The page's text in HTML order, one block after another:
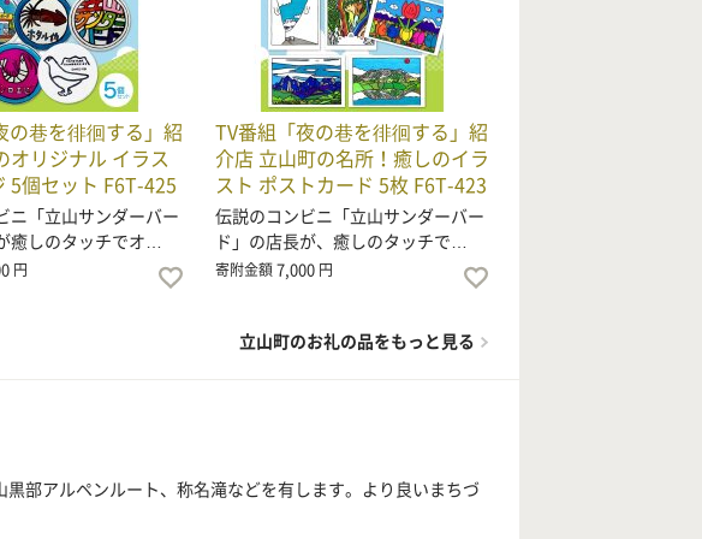
の巷を徘徊する」紹
オリジナル イラス
5個セット F6T-425
ニ「立山サンダーバー
癒しのタッチでオ…
円
TV番組「夜の巷を徘徊する」紹
介店 立山町の名所！癒しのイラ
スト ポストカード 5枚 F6T-423
伝説のコンビニ「立山サンダーバー
ド」の店長が、癒しのタッチで…
寄附金額7,000 円
立山町のお礼の品をもっと見る
部アルペンルート、称名滝などを有します。より良いまちづ